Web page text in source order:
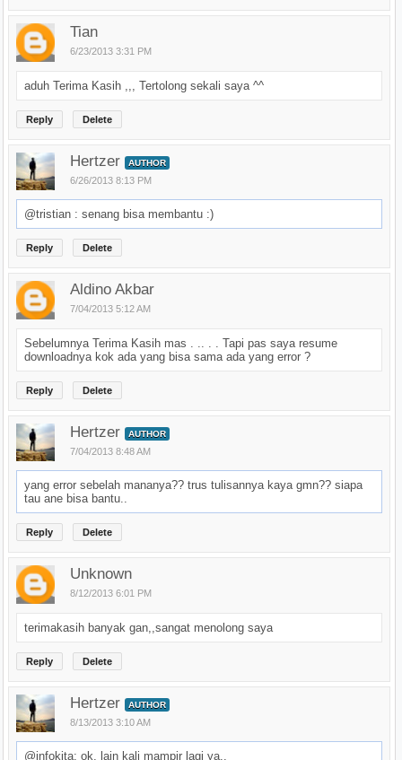
Tian
6/23/2013 3:31 PM
aduh Terima Kasih ,,, Tertolong sekali saya ^^
Reply Delete
Hertzer AUTHOR
6/26/2013 8:13 PM
@tristian : senang bisa membantu :)
Reply Delete
Aldino Akbar
7/04/2013 5:12 AM
Sebelumnya Terima Kasih mas . .. . . Tapi pas saya resume
downloadnya kok ada yang bisa sama ada yang error ?
Reply Delete
Hertzer AUTHOR
7/04/2013 8:48 AM
yang error sebelah mananya?? trus tulisannya kaya gmn?? siapa
tau ane bisa bantu..
Reply Delete
Unknown
8/12/2013 6:01 PM
terimakasih banyak gan,,sangat menolong saya
Reply Delete
Hertzer AUTHOR
8/13/2013 3:10 AM
@infokita: ok, lain kali mampir lagi ya..